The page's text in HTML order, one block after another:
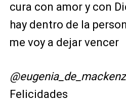
cura con amor y con
hay dentro de la
me voy a dejar vencer
Felicidades